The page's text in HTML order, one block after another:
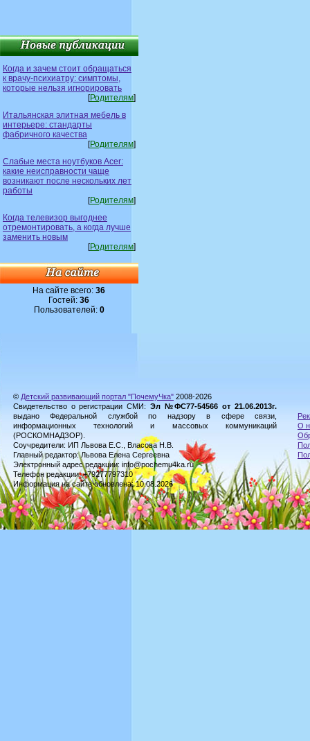
Когда и зачем стоит обращаться
к врачу-психиатру: симптомы,
которые нельзя игнорировать
[Родителям]
Итальянская элитная мебель в
интерьере: стандарты
фабричного качества
[Родителям]
Слабые места ноутбуков Acer:
какие неисправности чаще
возникают после нескольких лет
работы
[Родителям]
Когда телевизор выгоднее
отремонтировать, а когда лучше
заменить новым
[Родителям]
На сайте всего:36
Гостей:36
Пользователей: 0
© Детский развивающий портал "ПочемуЧка" 2008-2026
Свидетельство о регистрации СМИ: Эл №ФС77-54566 от 21.06.2013г.
выдано Федеральной службой по надзору в сфере связи,
информационных технологий и массовых коммуникаций
(РОСКОМНАДЗОР).
Соучредители: ИП Львова Е.С., Власова Н.В.
Главный редактор: Львова Елена Сергеевна
Электронный адрес редакции: info@pochemu4ka.ru
Телефон редакции: +79277797310
Информация на сайте обновлена: 10.08.2026
О